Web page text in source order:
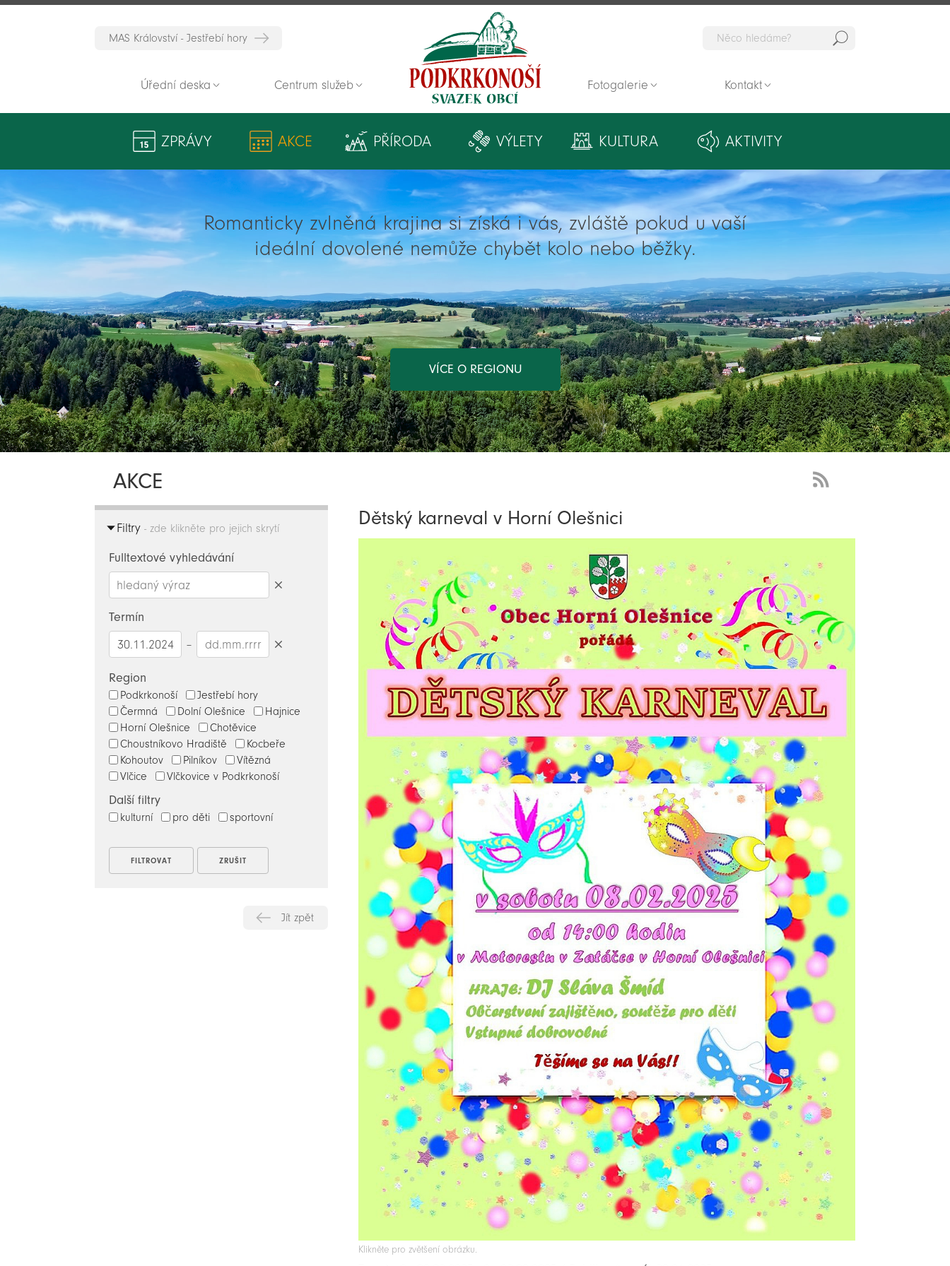
Zpět na titulní stranu
MAS Království - Jestřebí hory
Úřední deska Centrum služeb Fotogalerie Kontakt
ZPRÁVY AKCE PŘÍRODA VÝLETY KULTURA AKTIVITY
Romanticky zvlněná krajina si získá i vás, zvláště pokud u vaší
ideální dovolené nemůže chybět kolo nebo běžky.
VÍCE O REGIONU
AKCE
Filtry - zde klikněte pro jejich skrytí
Fulltextové vyhledávání
Termín
–
Region
Podkrkonoší
Jestřebí hory
Čermná
Dolní Olešnice
Hajnice
Horní Olešnice
Chotěvice
Choustníkovo Hradiště
Kocbeře
Kohoutov
Pilníkov
Vítězná
Vlčice
Vlčkovice v Podkrkonoší
Další filtry
kulturní pro děti sportovní
Jít zpět
Dětský karneval v Horní Olešnici
Klikněte pro zvětšení obrázku.